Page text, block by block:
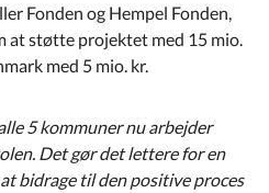
Fonden og Hempel Fonden,
at støtte projektet med 15 mio.
med 5 mio. kr.
5 kommuner nu arbejder
Det gør det lettere for en
bidrage til den positive proces